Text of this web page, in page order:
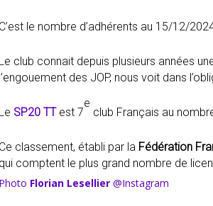
C’est le nombre d’adhérents au 15/12/
Le club connait depuis plusieurs années
l’engouement des JOP, nous voit dans
Le SP20 TTest 7
e
club Français au
Ce classement, établi par la Fédération
qui comptent le plus grand nombre de
Photo Florian Lesellier @Instagram